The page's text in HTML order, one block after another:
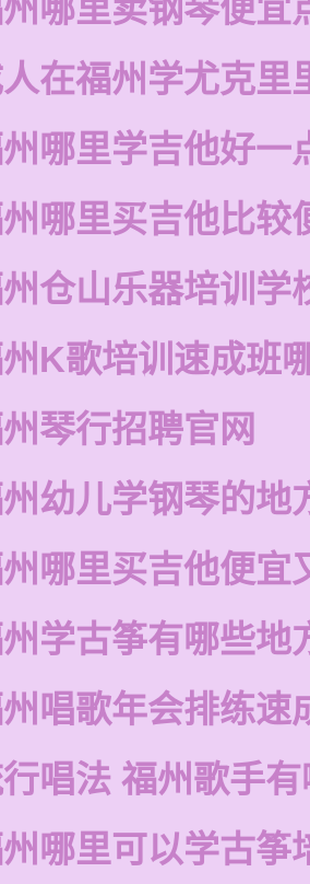
哪里卖钢琴便宜
在福州学尤克里
哪里学吉他好一
哪里买吉他比较
仓山乐器培训学
K歌培训速成班
琴行招聘官网
幼儿学钢琴的地
哪里买吉他便宜
学古筝有哪些地
唱歌年会排练速
唱法 福州歌手
哪里可以学古筝